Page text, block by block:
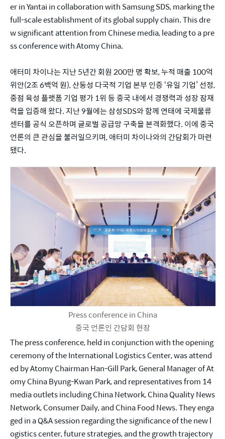
er in Yantai in collaboration with Samsung SDS, marking the
full-scale establishment of its global supply chain. This dre
w significant attention from Chinese media, leading to a pre
ss conference with Atomy China.
애터미 차이나는 지난 5년간 회원 200만 명 확보, 누적 매출 100억
위안(2조 6백억 원), 산둥성 다국적 기업 본부 인증 ‘유일 기업’ 선정,
중점 육성 플랫폼 기업 평가 1위 등 중국 내에서 경쟁력과 성장 잠재
력을 입증해 왔다. 지난 9월에는 삼성SDS와 함께 연태에 국제물류
센터를 공식 오픈하며 글로벌 공급망 구축을 본격화했다. 이에 중국
언론의 큰 관심을 불러일으키며, 애터미 차이나와의 간담회가 마련
됐다.
Press conference in China
중국 언론인 간담회 현장
The press conference, held in conjunction with the opening
ceremony of the International Logistics Center, was attend
ed by Atomy Chairman Han-Gill Park, General Manager of At
omy China Byung-Kwan Park, and representatives from 14
media outlets including China Network, China Quality News
Network, Consumer Daily, and China Food News. They enga
ged in a Q&A session regarding the significance of the new l
ogistics center, future strategies, and the growth trajectory